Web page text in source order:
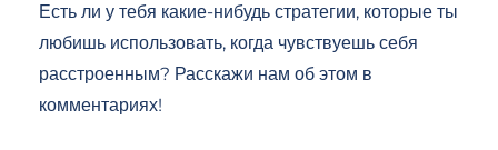
Есть ли у тебя какие-нибудь стратегии, которые ты
любишь использовать, когда чувствуешь себя
расстроенным? Расскажи нам об этом в
комментариях!